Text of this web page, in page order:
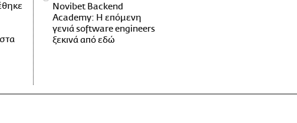
Novibet Backend
Academy: Η επόμενη
γενιά software engineers
ξεκινά από εδώ